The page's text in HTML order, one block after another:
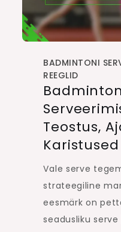
BADMINTONI
REEGLID
Teostus,
Karistused
Vale serve
strateegiline
eesmärk on
seadusliku